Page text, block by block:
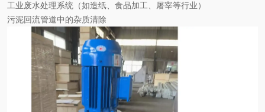
工业废水处理系统（如造纸、食品加工、屠宰等行业）
污泥回流管道中的杂质清除